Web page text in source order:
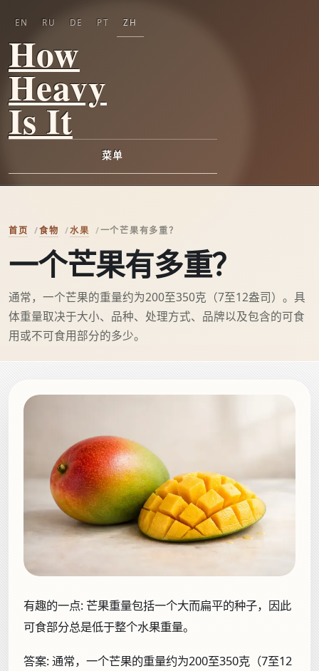
How
Heavy
Is It
菜单
EN RU DE PT ZH
首页 食物 水果 一个芒果有多重？
一个芒果有多重？
通常，一个芒果的重量约为200至350克（7至12盎司）。具
体重量取决于大小、品种、处理方式、品牌以及包含的可食
用或不可食用部分的多少。
有趣的一点: 芒果重量包括一个大而扁平的种子，因此
可食部分总是低于整个水果重量。
答案:通常，一个芒果的重量约为200至350克（7至12